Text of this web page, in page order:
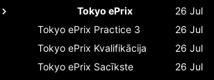
Tokyo ePrix
26 Jul
Tokyo ePrix Practice 3 26 Jul
Tokyo ePrix Kvalifikācija 26 Jul
Tokyo ePrix Sacīkste 26 Jul